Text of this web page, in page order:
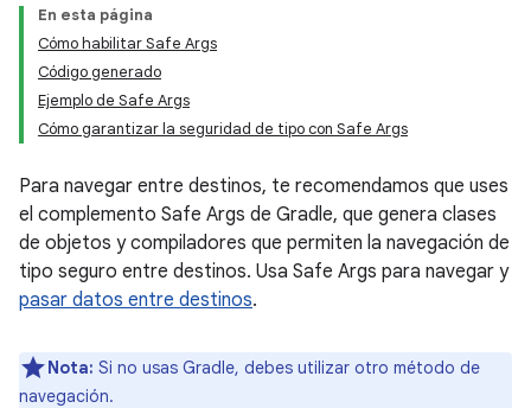
En esta página
Cómo habilitar Safe Args
Código generado
Ejemplo de Safe Args
Cómo garantizar la seguridad de tipo con Safe Args
Para navegar entre destinos, te recomendamos que uses
el complemento Safe Args de Gradle, que genera clases
de objetos y compiladores que permiten la navegación de
tipo seguro entre destinos. Usa Safe Args para navegar y
pasar datos entre destinos.
Nota: Si no usas Gradle, debes utilizar otro método de
navegación.